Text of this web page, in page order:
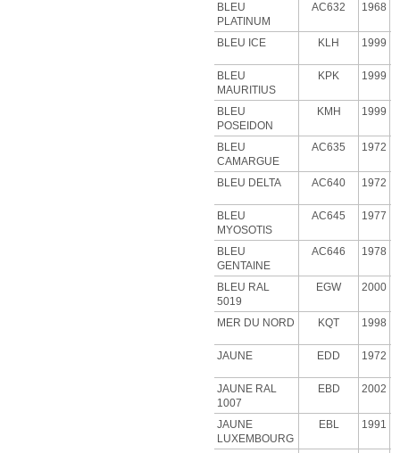
BLEU
PLATINUM
AC632 1968
BLEU ICE KLH 1999
BLEU
MAURITIUS
KPK 1999
BLEU
POSEIDON
KMH 1999
BLEU
CAMARGUE
AC635 1972
BLEU DELTA AC640 1972
BLEU
MYOSOTIS
AC645 1977
BLEU
GENTAINE
AC646 1978
BLEU RAL
5019
EGW 2000
MER DU NORD KQT 1998
JAUNE EDD 1972
JAUNE RAL
1007
EBD 2002
JAUNE
LUXEMBOURG
EBL 1991